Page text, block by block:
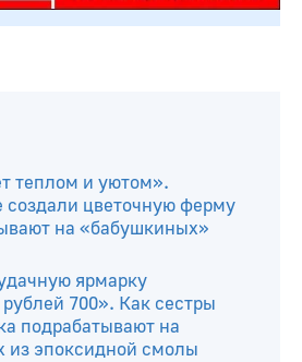
теплом и уютом».
создали цветочную ферму
на «бабушкиных»
ярмарку
700». Как сестры
подрабатывают на
из эпоксидной смолы